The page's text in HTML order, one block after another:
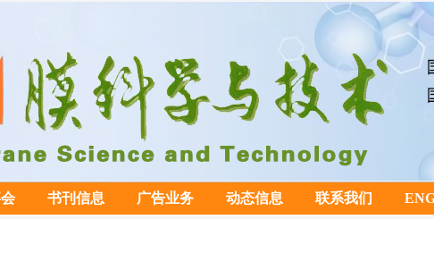
书刊信息 广告业务 动态信息 联系我们